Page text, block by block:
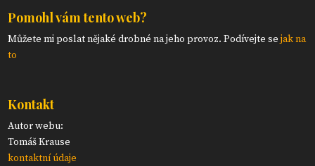
Pomohl vám tento web?
Můžete mi poslat nějaké drobné na jeho provoz. Podívejte sejak na
to
Kontakt
Autor webu:
Tomáš Krause
kontaktní údaje